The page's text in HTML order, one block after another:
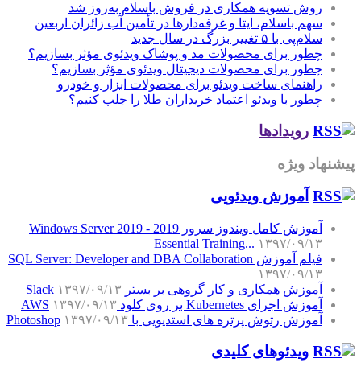
روش تسویه همکاری در فروش باسلام به‌روز شد
سهم باسلام، ایتا و غرفه‌دارها در تأمین آب زائران اربعین
سلام‌پی با ۵ تغییر بزرگ در سال جدید
چطور برای محصولات مد و پوشاک ویدئوی مؤثر بسازیم؟
چطور برای محصولات دیجیتال ویدئوی مؤثر بسازیم؟
راهنمای ساخت ویدئو برای محصولات ابزار و خودرو
چطور با ویدئو اعتماد خریداران طلا را جلب کنیم؟
رویدادها
پیشنهاد ویژه
آموزش‌ ویدئویی
آموزش کامل ویندوز سرور 2019 - Windows Server 2019
Essential Training... ۱۳۹۷/۰۹/۱۳
فیلم آموزش SQL Server: Developer and DBA Collaboration
۱۳۹۷/۰۹/۱۳
آموزش همکاری و کار گروهی بر بستر Slack ۱۳۹۷/۰۹/۱۳
آموزش اجرای Kubernetes بر روی کلود AWS
۱۳۹۷/۰۹/۱۳
آموزش رتوش پرتره های استدیویی با Photoshop ۱۳۹۷/۰۹/۱۳
ویدئوهای کلیدی